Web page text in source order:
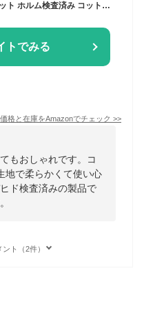
regalo 2重ガーゼ おくるみ ガーゼケット ホルム検査済み コットン100% 新生児 出産祝い Mon qmi Prime モンアミ プリム (オリーブ)
トでみる
価格と在庫をAmazonでチェック >>
もおしゃれです。コ
地で柔らかくて使い心
ド検査済みの製品で
ト（2件）